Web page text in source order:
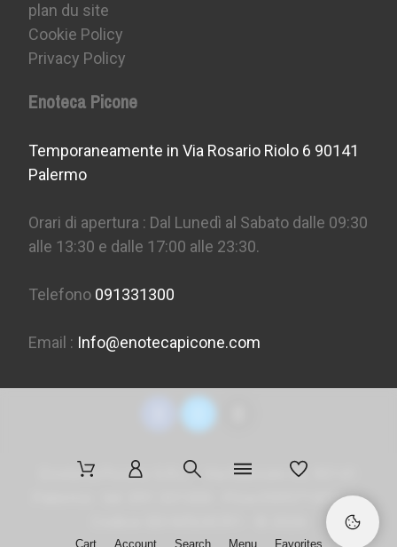
plan du site
Cookie Policy
Privacy Policy
Enoteca Picone
Temporaneamente in Via Rosario Riolo 6 90141
Palermo
Orari di apertura : Dal Lunedì al Sabato dalle 09:30
alle 13:30 e dalle 17:00 alle 23:30.
Telefono 091331300
Email : Info@enotecapicone.com
Enoteca Picone S.R.L. - Via Marconi 36, 90141
Palermo - tel. 091 331300 - P.Iva 05957150823 -
Cart Account Search Menu Favorites